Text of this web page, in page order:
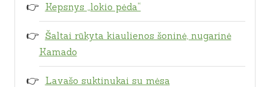
Kepsnys „lokio pėda“
Šaltai rūkyta kiaulienos šoninė, nugarinė
Kamado
Lavašo suktinukai su mėsa